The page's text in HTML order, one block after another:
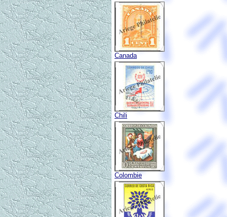
Canada
Chili
Colombie